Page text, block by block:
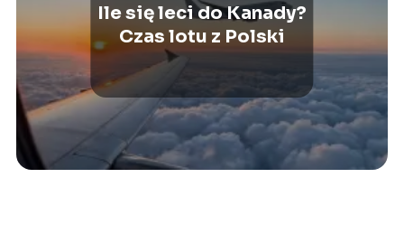
Ile się leci do Kanady?
Czas lotu z Polski